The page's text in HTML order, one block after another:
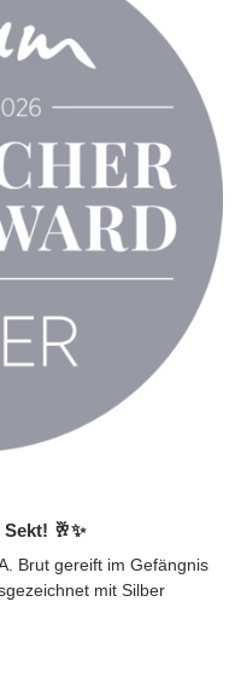
🥂✨
Brut gereift im Gefängnis
mit Silber